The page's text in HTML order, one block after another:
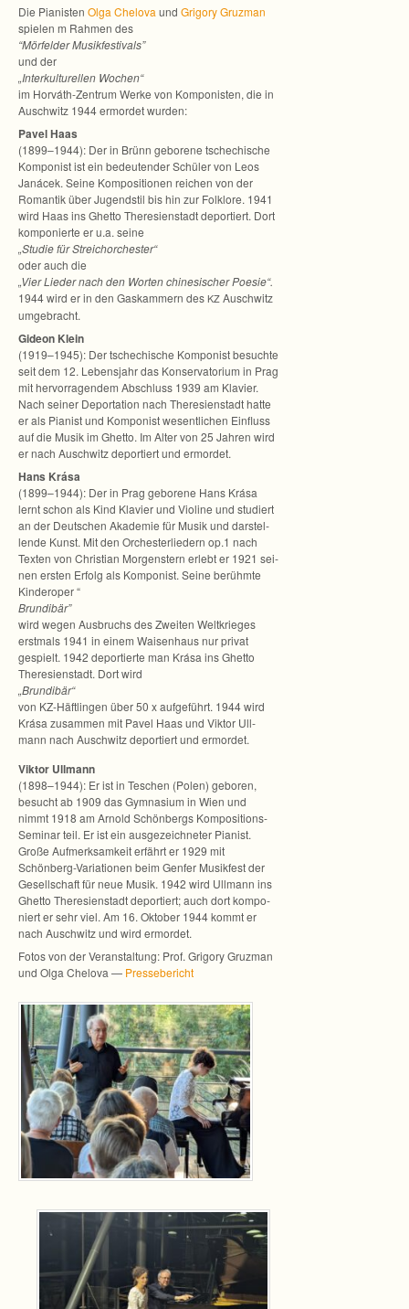
Die Pia­nis­ten Olga Che­lovaund Gri­gory Gruz­man
spie­len m Rah­men des
“Mör­fel­der Musik­fes­ti­vals”
und der
„Inter­kul­tu­rel­len Wochen“
im Horváth-Zentrum Werke von Kom­po­nis­ten, die in
Ausch­witz 1944 ermor­det wurden:
Pavel Haas
(1899–1944): Der in Brünn gebo­rene tsche­chi­sche
Kom­po­nist ist ein bedeu­ten­der Schü­ler von Leos
Janácek. Seine Kom­po­si­tio­nen rei­chen von der
Roman­tik über Jugend­stil bis hin zur Folk­lore. 1941
wird Haas ins Ghetto The­re­si­en­stadt depor­tiert. Dort
kom­po­nierte er u.a. seine
„Stu­die für Streich­or­ches­ter“
oder auch die
„Vier Lie­der nach den Wor­ten chi­ne­si­scher Poe­sie“.
1944 wird er in den Gas­kam­mern des KZ Ausch­witz
umgebracht.
Gideon Klein
(1919–1945): Der tsche­chi­sche Kom­po­nist besuchte
seit dem 12. Lebens­jahr das Kon­ser­va­to­rium in Prag
mit her­vor­ra­gen­dem Abschluss 1939 am Kla­vier.
Nach sei­ner Depor­ta­tion nach The­re­si­en­stadt hatte
er als Pia­nist und Kom­po­nist wesent­li­chen Ein­fluss
auf die Musik im Ghetto. Im Alter von 25 Jah­ren wird
er nach Ausch­witz depor­tiert und ermordet.
Hans Krása
(1899–1944): Der in Prag gebo­rene Hans Krása
lernt schon als Kind Kla­vier und Vio­line und stu­diert
an der Deut­schen Aka­de­mie für Musik und dar­stel­
lende Kunst. Mit den Orches­ter­lie­dern op.1 nach
Tex­ten von Chris­tian Mor­gen­stern erlebt er 1921 sei­
nen ers­ten Erfolg als Kom­po­nist. Seine berühmte
Kin­der­oper “
Brun­di­bär”
wird wegen Aus­bruchs des Zwei­ten Welt­krie­ges
erst­mals 1941 in einem Wai­sen­haus nur pri­vat
gespielt. 1942 depor­tierte man Krása ins Ghetto
The­re­si­en­stadt. Dort wird
„Brun­di­bär“
von KZ-Häftlingen über 50 x auf­ge­führt. 1944 wird
Krása zusam­men mit Pavel Haas und Vik­tor Ull­
mann nach Ausch­witz depor­tiert und ermordet.
Vik­tor Ull­mann
(1898–1944): Er ist in Teschen (Polen) gebo­ren,
besucht ab 1909 das Gym­na­sium in Wien und
nimmt 1918 am Arnold Schön­bergs Kompositions-
Seminar teil. Er ist ein aus­ge­zeich­ne­ter Pia­nist.
Große Auf­merk­sam­keit erfährt er 1929 mit
Schönberg-Variationen beim Gen­fer Musik­fest der
Gesell­schaft für neue Musik. 1942 wird Ull­mann ins
Ghetto The­re­si­en­stadt depor­tiert; auch dort kom­po­
niert er sehr viel. Am 16. Okto­ber 1944 kommt er
nach Ausch­witz und wird ermordet.
Fotos von der Ver­an­stal­tung: Prof. Gri­gory Gruz­man
und Olga Che­lova — Pres­se­be­richt